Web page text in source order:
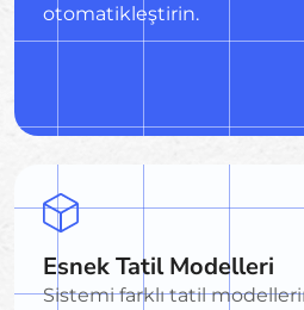
otomatikleştirin.
Esnek Tatil Modelleri
Sistemi farklı tatil